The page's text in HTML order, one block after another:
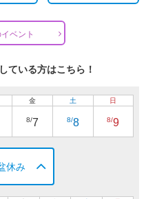
イベント
ている方はこちら！
金
8/7
土
8/8
日
8/9
休み